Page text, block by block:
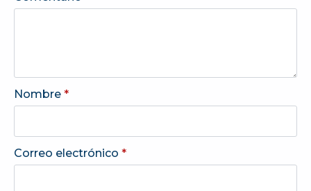
Nombre *
Correo electrónico *